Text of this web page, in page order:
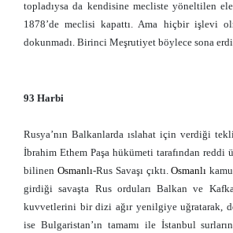
topladıysa da kendisine mecliste yöneltilen
1878’de meclisi kapattı. Ama hiçbir işlevi
dokunmadı. Birinci Meşrutiyet böylece sona
93 Harbi
Rusya’nın Balkanlarda ıslahat için verdiği
İbrahim Ethem Paşa hükümeti tarafından reddi
bilinen Osmanlı-Rus Savaşı çıktı.Osmanlı
girdiği savaşta Rus orduları Balkan ve
kuvvetlerini bir dizi ağır yenilgiye uğratarak,
ise Bulgaristan’ın tamamı ile İstanbul